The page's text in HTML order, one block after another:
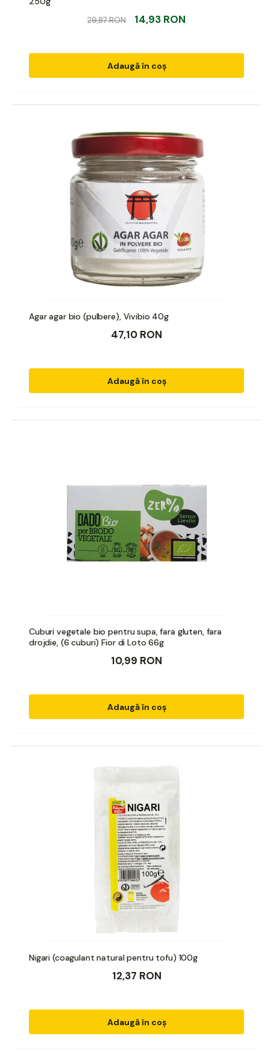
29,87 RON 14,93 RON
Adaugă în coș
Agar agar bio (pulbere), Vivibio 40g
47,10 RON
Adaugă în coș
Cuburi vegetale bio pentru supa, fara gluten, fara
drojdie, (6 cuburi) Fior di Loto 66g
10,99 RON
Adaugă în coș
Nigari (coagulant natural pentru tofu) 100g
12,37 RON
Adaugă în coș